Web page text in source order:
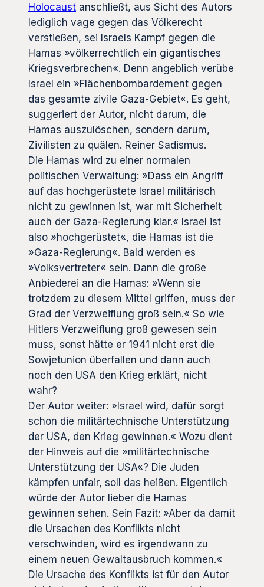
Holocaust anschließt, aus Sicht des Autors
lediglich vage gegen das Völkerecht
verstießen, sei Israels Kampf gegen die
Hamas »völkerrechtlich ein gigantisches
Kriegsverbrechen«. Denn angeblich verübe
Israel ein »Flächenbombardement gegen
das gesamte zivile Gaza-Gebiet«. Es geht,
suggeriert der Autor, nicht darum, die
Hamas auszulöschen, sondern darum,
Zivilisten zu quälen. Reiner Sadismus.
Die Hamas wird zu einer normalen
politischen Verwaltung: »Dass ein Angriff
auf das hochgerüstete Israel militärisch
nicht zu gewinnen ist, war mit Sicherheit
auch der Gaza-Regierung klar.« Israel ist
also »hochgerüstet«, die Hamas ist die
»Gaza-Regierung«. Bald werden es
»Volksvertreter« sein. Dann die große
Anbiederei an die Hamas: »Wenn sie
trotzdem zu diesem Mittel griffen, muss der
Grad der Verzweiflung groß sein.« So wie
Hitlers Verzweiflung groß gewesen sein
muss, sonst hätte er 1941 nicht erst die
Sowjetunion überfallen und dann auch
noch den USA den Krieg erklärt, nicht
wahr?
Der Autor weiter: »Israel wird, dafür sorgt
schon die militärtechnische Unterstützung
der USA, den Krieg gewinnen.« Wozu dient
der Hinweis auf die »militärtechnische
Unterstützung der USA«? Die Juden
kämpfen unfair, soll das heißen. Eigentlich
würde der Autor lieber die Hamas
gewinnen sehen. Sein Fazit: »Aber da damit
die Ursachen des Konflikts nicht
verschwinden, wird es irgendwann zu
einem neuen Gewaltausbruch kommen.«
Die Ursache des Konflikts ist für den Autor